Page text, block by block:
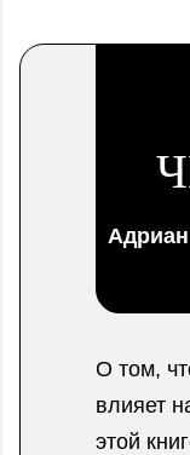
О том,
влияет
этой